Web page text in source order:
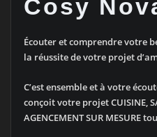
Cosy
Écouter et comprendre votre
la réussite de votre projet
C’est ensemble et à votre
conçoit votre projet CUISINE,
AGENCEMENT SUR MESURE